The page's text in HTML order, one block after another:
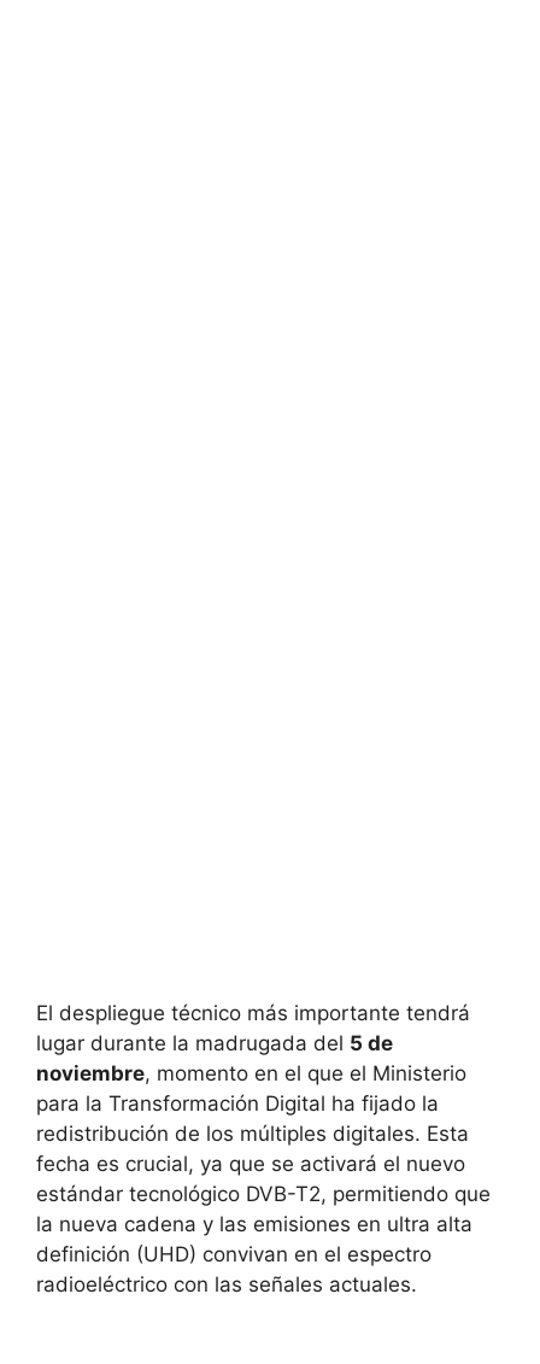
El despliegue técnico más importante tendrá
lugar durante la madrugada del 5 de
noviembre, momento en el que el Ministerio
para la Transformación Digital ha fijado la
redistribución de los múltiples digitales. Esta
fecha es crucial, ya que se activará el nuevo
estándar tecnológico DVB-T2, permitiendo que
la nueva cadena y las emisiones en ultra alta
definición (UHD) convivan en el espectro
radioeléctrico con las señales actuales.